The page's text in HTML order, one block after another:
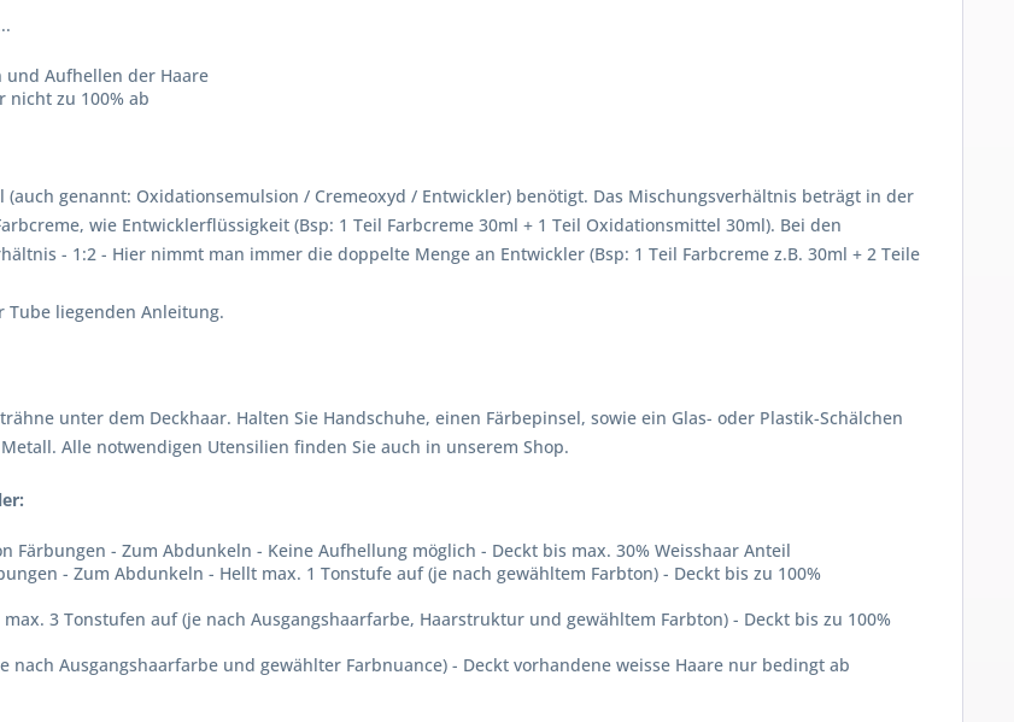
und Aufhellen der Haare
nicht zu 100% ab
genannt: Oxidationsemulsion / Cremeoxyd / Entwickler) benötigt. Das Mischungsverhältnis beträgt in der
wie Entwicklerflüssigkeit (Bsp: 1 Teil Farbcreme 30ml + 1 Teil Oxidationsmittel 30ml). Bei den
- 1:2 - Hier nimmt man immer die doppelte Menge an Entwickler (Bsp: 1 Teil Farbcreme z.B. 30ml + 2 Teile
liegenden Anleitung.
unter dem Deckhaar. Halten Sie Handschuhe, einen Färbepinsel, sowie ein Glas- oder Plastik-Schälchen
Alle notwendigen Utensilien finden Sie auch in unserem Shop.
Färbungen - Zum Abdunkeln - Keine Aufhellung möglich - Deckt bis max. 30% Weisshaar Anteil
- Zum Abdunkeln - Hellt max. 1 Tonstufe auf (je nach gewähltem Farbton) - Deckt bis zu 100%
3 Tonstufen auf (je nach Ausgangshaarfarbe, Haarstruktur und gewähltem Farbton) - Deckt bis zu 100%
nach Ausgangshaarfarbe und gewählter Farbnuance) - Deckt vorhandene weisse Haare nur bedingt ab